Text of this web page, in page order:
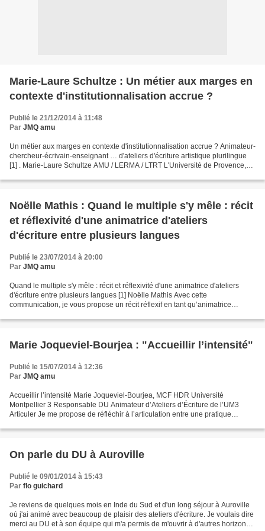
Marie-Laure Schultze : Un métier aux marges en
contexte d'institutionnalisation accrue ?
Publié le 21/12/2014 à 11:48
Par JMQ amu
Un métier aux marges en contexte d'institutionnalisation accrue ? Animateur-
chercheur-écrivain-enseignant … d'ateliers d'écriture artistique plurilingue
[1] . Marie-Laure Schultze AMU / LERMA / LTRT L'Université de Provence,
Noëlle Mathis : Quand le multiple s'y mêle : récit
et réflexivité d'une animatrice d'ateliers
d'écriture entre plusieurs langues
Publié le 23/07/2014 à 20:00
Par JMQ amu
Quand le multiple s'y mêle : récit et réflexivité d'une animatrice d'ateliers
d'écriture entre plusieurs langues [1] Noëlle Mathis Avec cette
communication, je vous propose un récit réflexif en tant qu’animatrice
Marie Joqueviel-Bourjea : "Accueillir l’intensité"
Publié le 15/07/2014 à 12:36
Par JMQ amu
Accueillir l’intensité Marie Joqueviel-Bourjea, MCF HDR Université
Montpellier 3 Responsable DU Animateur d’Ateliers d’Écriture de l’UM3
Articuler Je me propose de réfléchir à l’articulation entre une pratique
On parle du DU à Auroville
Publié le 09/01/2014 à 15:43
Par flo guichard
Je reviens de quelques mois en Inde du Sud et d'un long séjour à Auroville
où j'ai animé avec beaucoup de plaisir des ateliers d'écriture. Je voulais dire
merci au DU et à son équipe qui m'a permis de m'ouvrir à d'autres horizons.